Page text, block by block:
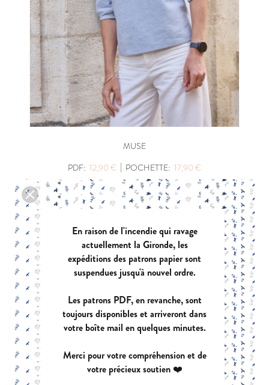
MUSE
PDF: 12,90 € | POCHETTE: 17,90 €
En raison de l'incendie qui ravage
actuellement la Gironde, les
expéditions des patrons papier sont
suspendues jusqu'à nouvel ordre.
Les patrons PDF, en revanche, sont
toujours disponibles et arriveront dans
votre boîte mail en quelques minutes.
Merci pour votre compréhension et de
votre précieux soutien ❤️